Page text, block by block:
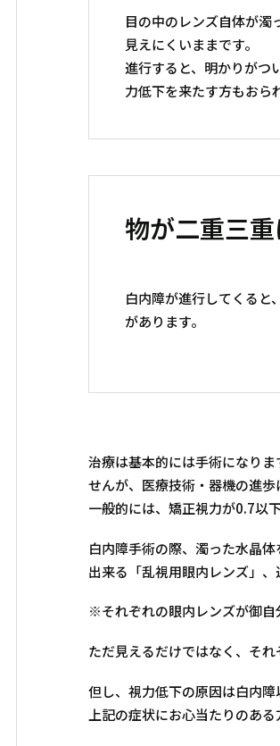
目の中のレンズ自体が濁
見えにくいままです。
進行すると、明かりがつ
力低下を来たす方もおら
物が二重三重
白内障が進行してくると
があります。
治療は基本的には手術になり
せんが、医療技術・器機の進
一般的には、矯正視力が0.7以
白内障手術の際、濁った水晶
出来る「乱視用眼内レンズ」
※それぞれの眼内レンズが御自
ただ見えるだけではなく、そ
但し、視力低下の原因は白内障
上記の症状にお心当たりのあ